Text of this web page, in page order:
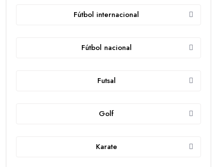
Fútbol internacional
Fútbol nacional
Futsal
Golf
Karate